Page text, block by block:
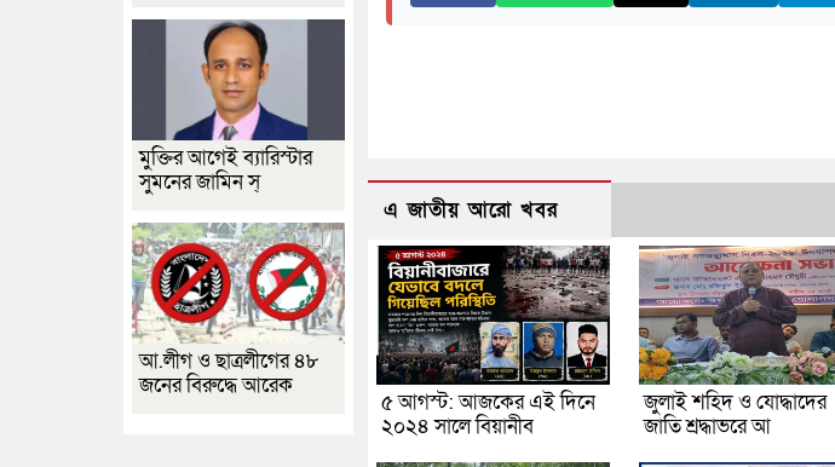
এ জাতীয় আরো খবর
৫ আগস্ট: আজকের এই দিনে
২০২৪ সালে বিয়ানীব
জুলাই শহিদ ও যোদ্ধাদের
জাতি শ্রদ্ধাভরে আ
মুক্তির আগেই ব্যারিস্টার
সুমনের জামিন স্
আ.লীগ ও ছাত্রলীগের ৪৮
জনের বিরুদ্ধে আরেক